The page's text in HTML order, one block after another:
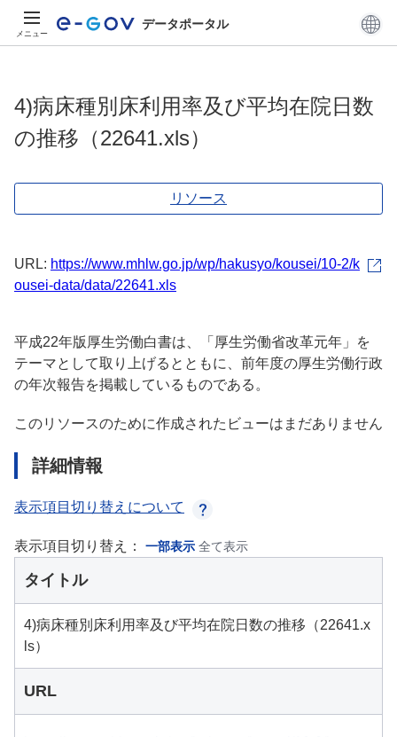
メニュー
データポータル
4)病床種別床利用率及び平均在院日数
の推移（22641.xls）
リソース
URL: https://www.mhlw.go.jp/wp/hakusyo/kousei/10-2/k
ousei-data/data/22641.xls
平成22年版厚生労働白書は、「厚生労働省改革元年」を
テーマとして取り上げるとともに、前年度の厚生労働行政
の年次報告を掲載しているものである。
このリソースのために作成されたビューはまだありません
詳細情報
表示項目切り替えについて
表示項目切り替え： 一部表示 全て表示
タイトル
4)病床種別床利用率及び平均在院日数の推移（22641.x
ls）
URL